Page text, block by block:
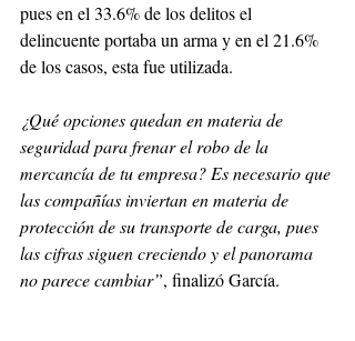
pues en el 33.6% de los delitos el
delincuente portaba un arma y en el 21.6%
de los casos, esta fue utilizada.
¿Qué opciones quedan en materia de
seguridad para frenar el robo de la
mercancía de tu empresa? Es necesario que
las compañías inviertan en materia de
protección de su transporte de carga, pues
las cifras siguen creciendo y el panorama
no parece cambiar”, finalizó García.